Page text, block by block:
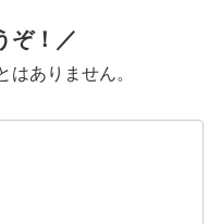
ぞ！／
はありません。